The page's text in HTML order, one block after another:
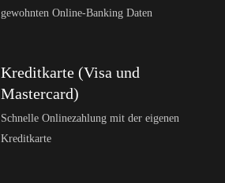
gewohnten Online-Banking Daten
Kreditkarte (Visa und
Mastercard)
Schnelle Onlinezahlung mit der eigenen
Kreditkarte